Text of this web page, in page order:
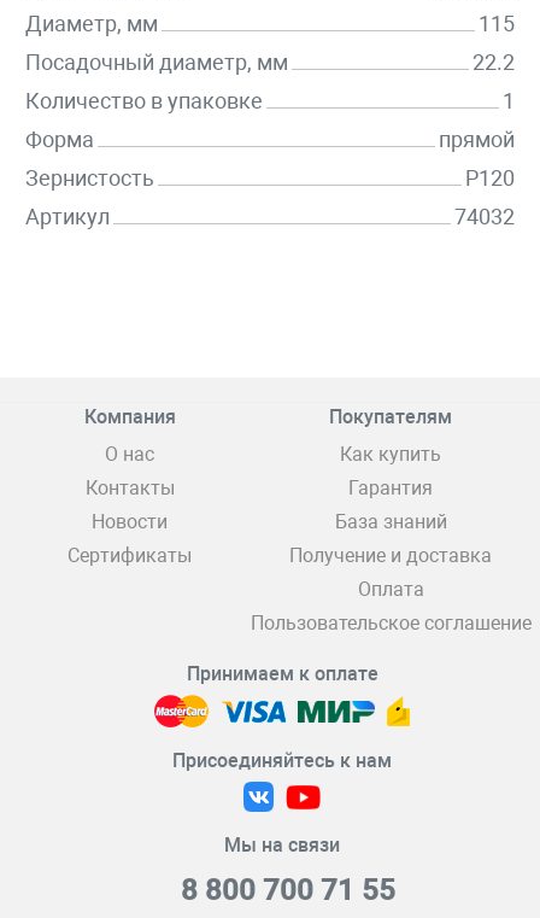
Диаметр, мм
115
Посадочный диаметр, мм
22.2
Количество в упаковке
1
Форма
прямой
Зернистость
P120
Артикул
74032
Компания
О нас
Контакты
Новости
Сертификаты
Покупателям
Как купить
Гарантия
База знаний
Получение и доставка
Оплата
Пользовательское соглашение
Принимаем к оплате
Присоединяйтесь к нам
Мы на связи
8 800 700 71 55